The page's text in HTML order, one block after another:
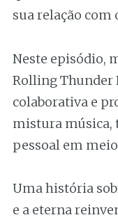
sua relação com
Neste episódio,
Rolling Thunder
colaborativa e
mistura música,
pessoal em
Uma história
e a eterna